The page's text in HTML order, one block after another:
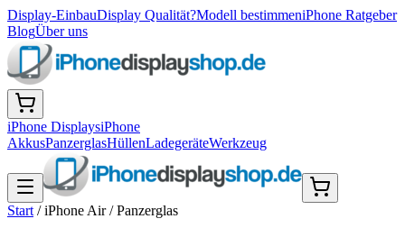
Display-EinbauDisplay Qualität?Modell bestimmeniPhone Ratgeber
BlogÜber uns
iPhone DisplaysiPhone
AkkusPanzerglasHüllenLadegeräteWerkzeug
Start /iPhone Air/Panzerglas